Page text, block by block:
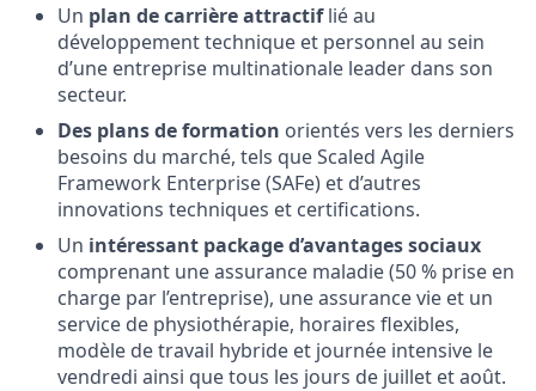
Un plan de carrière attractiflié au
développement technique et personnel au sein
d’une entreprise multinationale leader dans son
secteur.
Des plans de formation orientés vers les derniers
besoins du marché, tels que Scaled Agile
Framework Enterprise (SAFe) et d’autres
innovations techniques et certifications.
Un intéressant package d’avantages sociaux
comprenant une assurance maladie (50 % prise en
charge par l’entreprise), une assurance vie et un
service de physiothérapie, horaires flexibles,
modèle de travail hybride et journée intensive le
vendredi ainsi que tous les jours de juillet et août.